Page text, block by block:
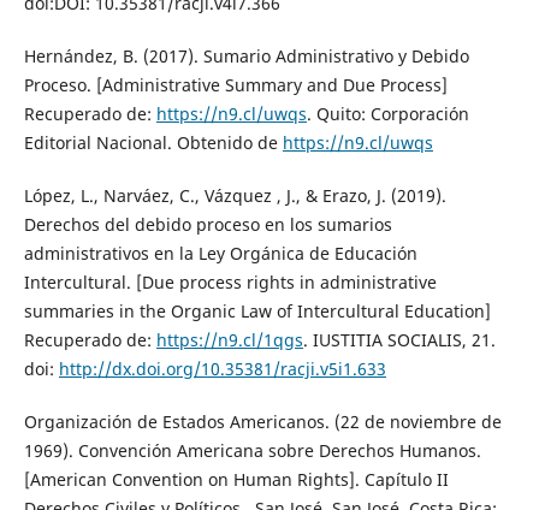
Hernández, B. (2017). Sumario Administrativo y Debido
Proceso. [Administrative Summary and Due Process]
Recuperado de: https://n9.cl/uwqs. Quito: Corporación
Editorial Nacional. Obtenido de https://n9.cl/uwqs
López, L., Narváez, C., Vázquez , J., & Erazo, J. (2019).
Derechos del debido proceso en los sumarios
administrativos en la Ley Orgánica de Educación
Intercultural. [Due process rights in administrative
summaries in the Organic Law of Intercultural Education]
Recuperado de: https://n9.cl/1qgs. IUSTITIA SOCIALIS, 21.
doi: http://dx.doi.org/10.35381/racji.v5i1.633
Organización de Estados Americanos. (22 de noviembre de
1969). Convención Americana sobre Derechos Humanos.
[American Convention on Human Rights]. Capítulo II